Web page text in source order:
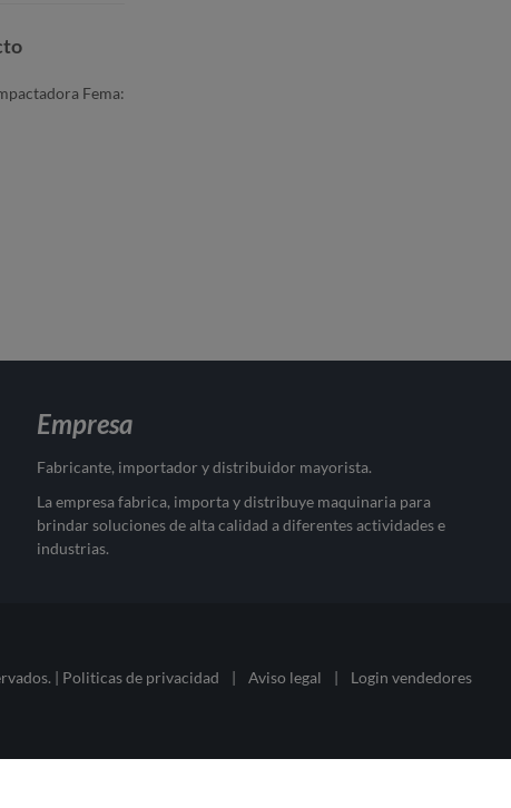
Fema:
Empresa
Fabricante, importador y distribuidor mayorista.
La empresa fabrica, importa y distribuye maquinaria para
brindar soluciones de alta calidad a diferentes actividades e
industrias.
| Politicas de privacidad | Aviso legal | Login vendedores